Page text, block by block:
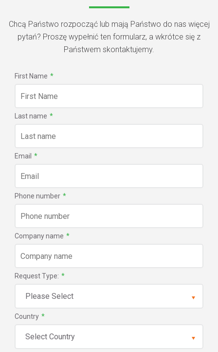
Chcą Państwo rozpocząć lub mają Państwo do nas więcej
pytań? Proszę wypełnić ten formularz, a wkrótce się z
Państwem skontaktujemy.
First Name *
Last name *
Email *
Phone number *
Company name *
Request Type: *
Country *